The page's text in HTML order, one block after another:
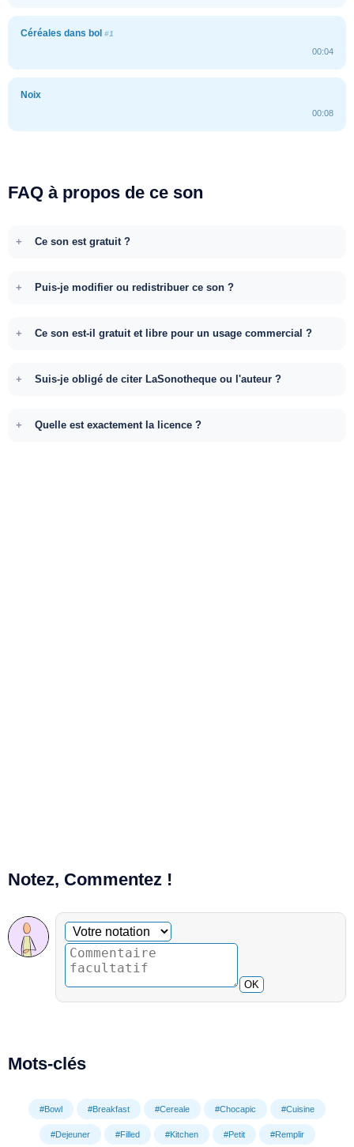
Céréales dans bol #1
00:04
Noix
00:08
FAQ à propos de ce son
Ce son est gratuit ?
Puis-je modifier ou redistribuer ce son ?
Ce son est-il gratuit et libre pour un usage commercial ?
Suis-je obligé de citer LaSonotheque ou l'auteur ?
Quelle est exactement la licence ?
Notez, Commentez !
Commentaire facultatif
Votre notation
OK
Mots-clés
#Bowl #Breakfast #Cereale #Chocapic #Cuisine
#Dejeuner #Filled #Kitchen #Petit #Remplir